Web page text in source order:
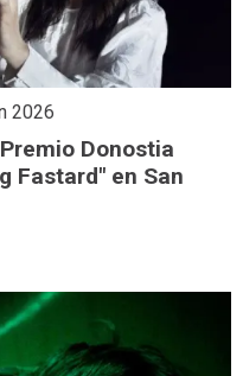
2026
Donostia
Fastard" en San